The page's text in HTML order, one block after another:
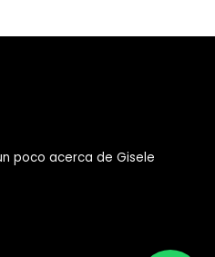
poco acerca de Gisele